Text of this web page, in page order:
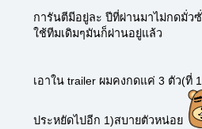
การันตีมีอยู่ละ ปีที่ผ่านมาไม่กดมั่ว
ใช้ทีมเดิมๆมันก็ผ่านอยู่แล้ว
เอาใน trailer ผมคงกดแค่ 3 ตัว(ที่
ประหยัดไปอีก 1)สบายตัวหน่อย